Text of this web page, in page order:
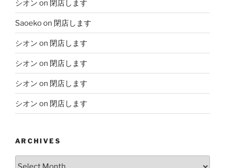
シオン on 閉店します
Saoekoon 閉店します
シオン on 閉店します
シオン on 閉店します
シオン on 閉店します
シオン on 閉店します
ARCHIVES
Archives